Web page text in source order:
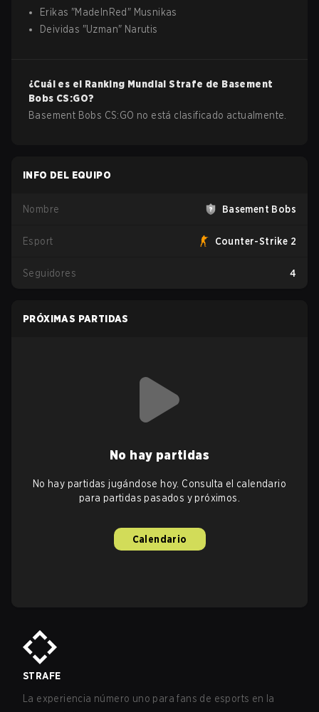
Erikas "MadeInRed " Musnikas
Deividas "Uzman" Narutis
¿Cuál es el Ranking Mundial Strafe de Basement
Bobs CS:GO?
Basement Bobs CS:GO no está clasificado actualmente.
INFO DEL EQUIPO
Nombre Basement Bobs
Esport Counter-Strike 2
Seguidores 4
PRÓXIMAS PARTIDAS
No hay partidas
No hay partidas jugándose hoy. Consulta el calendario
para partidas pasados y próximos.
Calendario
STRAFE
La experiencia número uno para fans de esports en la